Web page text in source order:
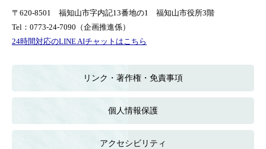
〒620-8501 福知山市字内記13番地の1 福知山市役所3階
Tel：0773-24-7090 （企画推進係）
24時間対応のLINE AIチャットはこちら
外
ン
リンク・著作権・免責事項
個人情報保護
アクセシビリティ